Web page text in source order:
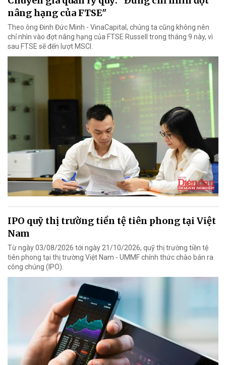
nâng hạng của FTSE"
Theo ông Đinh Đức Minh - VinaCapital, chúng ta cũng không nên
chỉ nhìn vào đợt nâng hạng của FTSE Russell trong tháng 9 này, vì
sau FTSE sẽ đến lượt MSCI.
IPO quỹ thị trường tiền tệ tiên phong tại Việt
Nam
Từ ngày 03/08/2026 tới ngày 21/10/2026, quỹ thị trường tiền tệ
tiên phong tại thị trường Việt Nam - UMMF chính thức chào bán ra
công chúng (IPO).